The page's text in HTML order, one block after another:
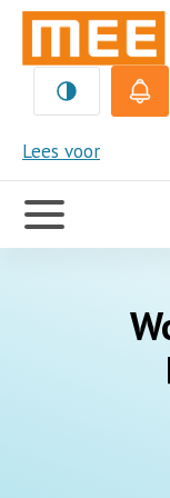
Lees voor
MEE
Handige
links